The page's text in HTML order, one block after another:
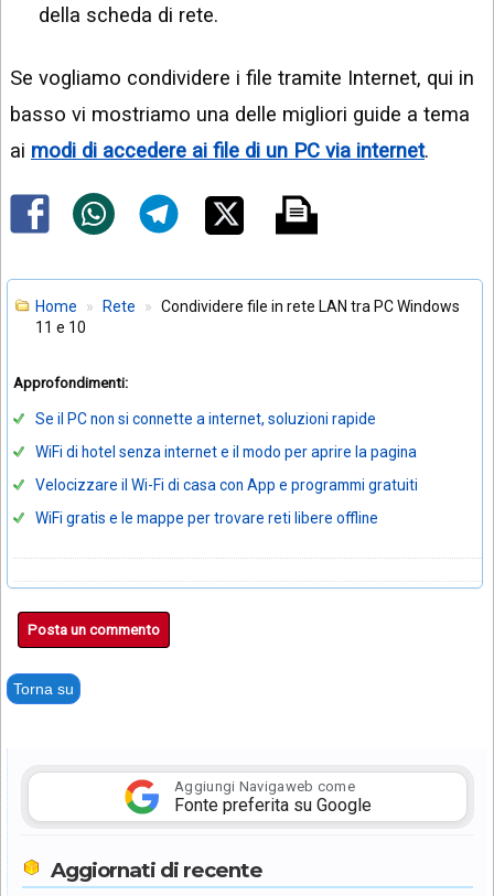
della scheda di rete.
Se vogliamo condividere i file tramite Internet, qui in
basso vi mostriamo una delle migliori guide a tema
ai modi di accedere ai file di un PC via internet.
Home Rete
Condividere file in rete LAN tra PC Windows
11 e 10
Approfondimenti:
Se il PC non si connette a internet, soluzioni rapide
WiFi di hotel senza internet e il modo per aprire la pagina
Velocizzare il Wi-Fi di casa con App e programmi gratuiti
WiFi gratis e le mappe per trovare reti libere offline
Posta un commento
Torna su
Aggiungi Navigaweb come
Fonte preferita su Google
Aggiornati di recente